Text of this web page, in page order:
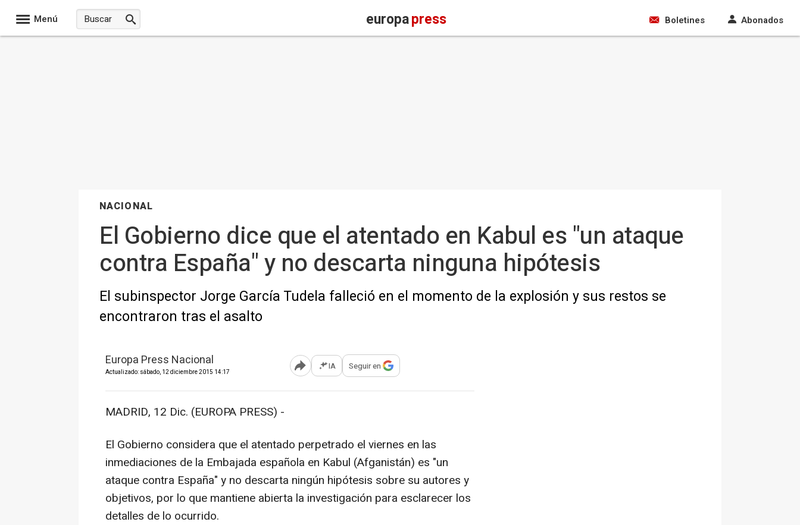
Menú europapress Boletines Abonados
NACIONAL
El Gobierno dice que el atentado en Kabul es "un ataque
contra España" y no descarta ninguna hipótesis
El subinspector Jorge García Tudela falleció en el momento de la explosión y sus restos se
encontraron tras el asalto
Europa Press Nacional
Actualizado: sábado, 12 diciembre 2015 14:17 Abrir opciones para compartir
IA Seguir en
MADRID, 12 Dic. (EUROPA PRESS) -
El Gobierno considera que el atentado perpetrado el viernes en las
inmediaciones de la Embajada española en Kabul (Afganistán) es "un
ataque contra España" y no descarta ningún hipótesis sobre su autores y
objetivos, por lo que mantiene abierta la investigación para esclarecer los
detalles de lo ocurrido.